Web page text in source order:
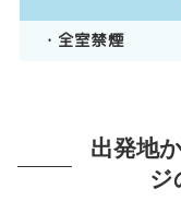
・全室禁煙
出発地
ジ